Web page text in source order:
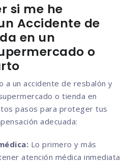
si me he
Accidente de
en un
o
a un accidente de resbalón y
o tienda en
pasos para proteger tus
adecuada:
Lo primero y más
atención médica inmediata